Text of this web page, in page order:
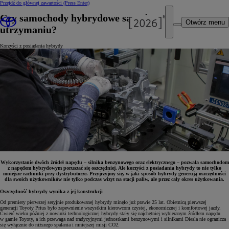
Przejdź do głównej zawartości (Press Enter)
Otwórz menu
Czy samochody hybrydowe są tańsze w
utrzymaniu?
Korzyści z posiadania hybrydy
Wykorzystanie dwóch źródeł napędu – silnika benzynowego oraz elektrycznego – pozwala samochodom
z napędem hybrydowym poruszać się oszczędniej. Ale korzyści z posiadania hybrydy to nie tylko
mniejsze rachunki przy dystrybutorze. Przyjrzyjmy się, w jaki sposób hybrydy generują oszczędności
dla swoich użytkowników nie tylko podczas wizyt na stacji paliw, ale przez cały okres użytkowania.
Oszczędność hybrydy wynika z jej konstrukcji
Od premiery pierwszej seryjnie produkowanej hybrydy minęło już prawie 25 lat. Obietnicą pierwszej
generacji Toyoty Prius było zapewnienie wszystkim kierowcom czystej, ekonomicznej i komfortowej jazdy.
Ćwierć wieku później z nowinki technologicznej hybrydy stały się najchętniej wybieranym źródłem napędu
w gamie Toyoty, a ich przewaga nad tradycyjnymi jednostkami benzynowymi i silnikami Diesla nie ogranicza
się wyłącznie do niższego spalania i mniejszej misji CO2.